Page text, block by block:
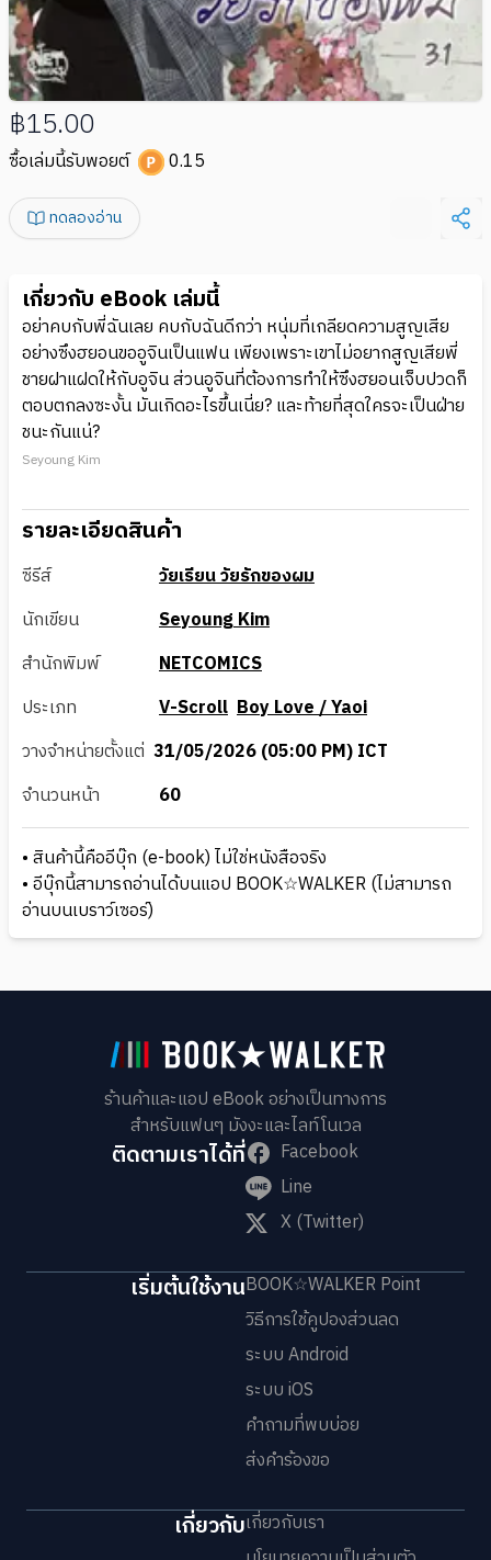
฿15.00
ซื้อเล่มนี้รับพอยต์ 0.15
ทดลองอ่าน
เกี่ยวกับ eBook เล่มนี้
อย่าคบกับพี่ฉันเลย คบกับฉันดีกว่า หนุ่มที่เกลียดความสูญเสีย
อย่างซึงฮยอนขออูจินเป็นแฟน เพียงเพราะเขาไม่อยากสูญเสียพี่
ชายฝาแฝดให้กับอูจิน ส่วนอูจินที่ต้องการทำให้ซึงฮยอนเจ็บปวดก็
ตอบตกลงซะงั้น มันเกิดอะไรขึ้นเนี่ย? และท้ายที่สุดใครจะเป็นฝ่าย
ชนะกันแน่?
Seyoung Kim
รายละเอียดสินค้า
ซีรีส์
วัยเรียน วัยรักของผม
นักเขียน
Seyoung Kim
สำนักพิมพ์
NETCOMICS
ประเภท
V-Scroll Boy Love / Yaoi
วางจำหน่ายตั้งแต่ 31/05/2026 (05:00 PM) ICT
จำนวนหน้า
60
• สินค้านี้คืออีบุ๊ก (e-book) ไม่ใช่หนังสือจริง
• อีบุ๊กนี้สามารถอ่านได้บนแอป BOOK☆WALKER (ไม่สามารถ
อ่านบนเบราว์เซอร์)
ร้านค้าและแอป eBook อย่างเป็นทางการ
สำหรับแฟนๆ มังงะและไลท์โนเวล
ติดตามเราได้ที่
Facebook
Line
X (Twitter)
เริ่มต้นใช้งานBOOK☆WALKER Point
วิธีการใช้คูปองส่วนลด
ระบบ Android
ระบบ iOS
คำถามที่พบบ่อย
ส่งคำร้องขอ
เกี่ยวกับเกี่ยวกับเรา